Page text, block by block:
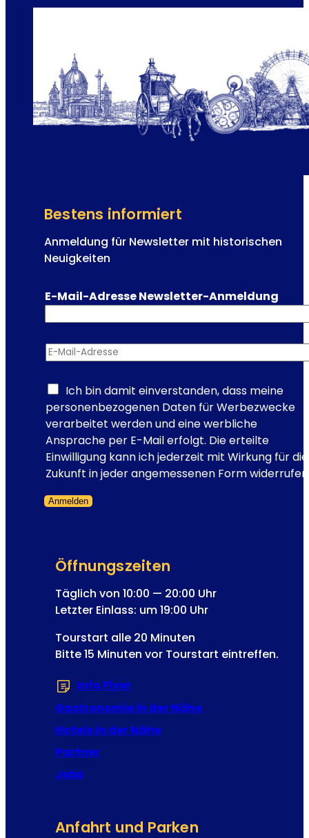
Bestens informiert
Anmeldung für Newsletter mit historischen
Neuigkeiten
E-Mail-Adresse Newsletter-Anmeldung
E-Mail-Adresse
Ich bin damit einverstanden, dass meine
personenbezogenen Daten für Werbezwecke
verarbeitet werden und eine werbliche
Ansprache per E-Mail erfolgt. Die erteilte
Einwilligung kann ich jederzeit mit Wirkung für die
Zukunft in jeder angemessenen Form
Anmelden
Öffnungszeiten
Täglich von 10:00 — 20:00 Uhr
Letzter Einlass: um 19:00 Uhr
Tourstart alle 20 Minuten
Bitte 15 Minuten vor Tourstart eintreffen.
Info Flyer
Gastronomie in der Nähe
Hotels in der Nähe
Partner
Jobs
Anfahrt und Parken